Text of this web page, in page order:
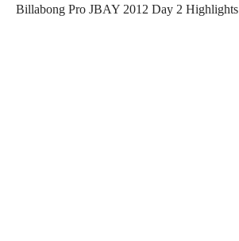
Billabong Pro JBAY 2012 Day 2 Highlights